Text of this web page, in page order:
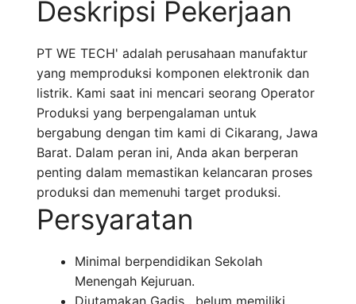
Deskripsi Pekerjaan
PT WE TECH' adalah perusahaan manufaktur
yang memproduksi komponen elektronik dan
listrik. Kami saat ini mencari seorang Operator
Produksi yang berpengalaman untuk
bergabung dengan tim kami di Cikarang, Jawa
Barat. Dalam peran ini, Anda akan berperan
penting dalam memastikan kelancaran proses
produksi dan memenuhi target produksi.
Persyaratan
Minimal berpendidikan Sekolah
Menengah Kejuruan.